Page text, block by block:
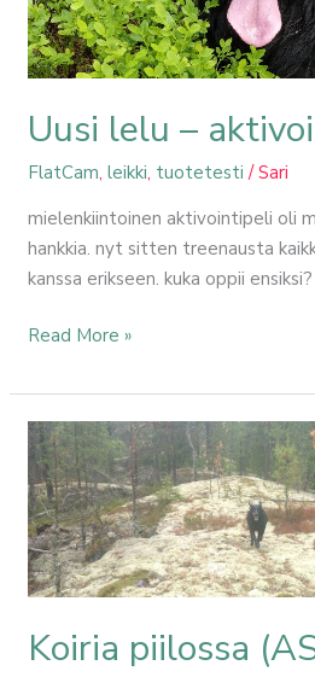
Uusi lelu –
FlatCam,leikki, tuotetesti /Sari
mielenkiintoinen aktivointipeli oli
hankkia. nyt sitten treenausta
kanssa erikseen. kuka oppii ensiksi?
Read More »
Koiria piilossa
Koiria
piilossa
(ASMR)